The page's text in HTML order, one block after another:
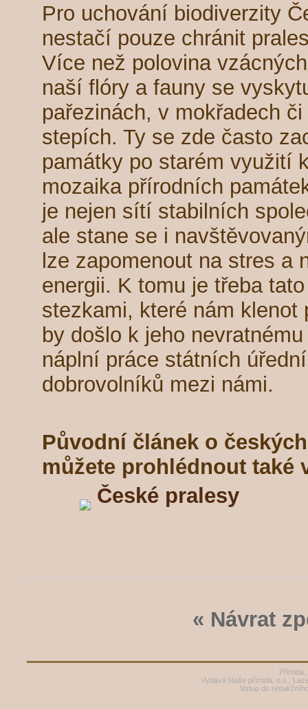
Pro uchování biodiverzity
nestačí pouze chránit
Více než polovina
naší flóry a fauny se
pařezinách, v mokřadech
stepích. Ty se zde často
památky po starém využití
mozaika přírodních
je nejen sítí stabilních
ale stane se i
lze zapomenout na stres a
energii. K tomu je třeba
stezkami, které nám klenot
by došlo k jeho
náplní práce státních
dobrovolníků mezi námi.
Původní článek o
můžete prohlédnout také
České pralesy
« Návrat
Příroda,
Vydává Naše příroda, o.s.,
Vstup do